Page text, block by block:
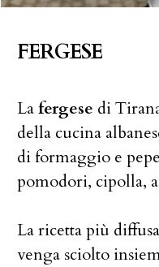
FERGESE
Lafergese di
della cucina
di formaggio e
pomodori, cipolla,
La ricetta più
venga sciolto